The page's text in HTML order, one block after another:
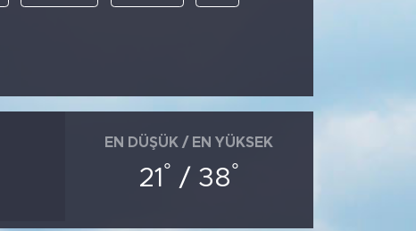
EN DÜŞÜK / EN YÜKSEK
21 ° / 38°